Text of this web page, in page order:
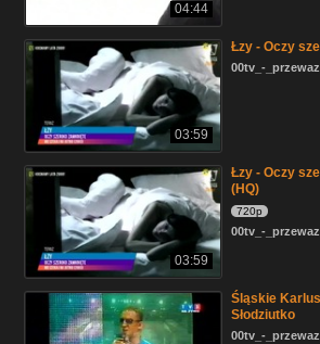
04:44
03:59
Łzy - Oczy
00tv_-
03:59
Łzy - Oczy
(HQ)
720p
00tv_-
Śląskie
Słodziutko
00tv_-